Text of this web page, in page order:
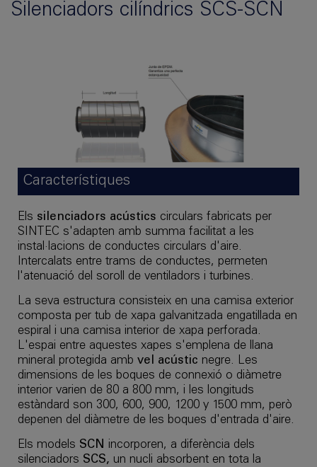
Silenciadors cilíndrics SCS-SCN
Característiques
Els silenciadors acústics circulars fabricats per
SINTEC s'adapten amb summa facilitat a les
instal·lacions de conductes circulars d'aire.
Intercalats entre trams de conductes, permeten
l'atenuació del soroll de ventiladors i turbines.
La seva estructura consisteix en una camisa exterior
composta per tub de xapa galvanitzada engatillada en
espiral i una camisa interior de xapa perforada.
L'espai entre aquestes xapes s'emplena de llana
mineral protegida amb vel acústic negre. Les
dimensions de les boques de connexió o diàmetre
interior varien de 80 a 800 mm, i les longituds
estàndard son 300, 600, 900, 1200 y 1500 mm, però
depenen del diàmetre de les boques d'entrada d'aire.
Els models SCN incorporen, a diferència dels
silenciadors SCS, un nucli absorbent en tota la